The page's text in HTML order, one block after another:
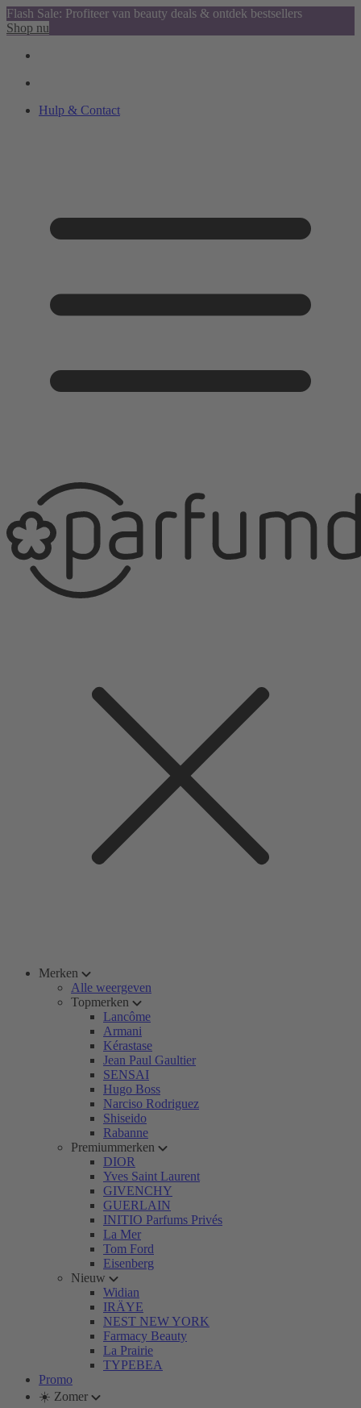
Flash Sale: Profiteer van beauty deals & ontdek bestsellers
Shop nu
Hulp & Contact
Merken
Alle weergeven
Topmerken
Lancôme
Armani
Kérastase
Jean Paul Gaultier
SENSAI
Hugo Boss
Narciso Rodriguez
Shiseido
Rabanne
Premiummerken
DIOR
Yves Saint Laurent
GIVENCHY
GUERLAIN
INITIO Parfums Privés
La Mer
Tom Ford
Eisenberg
Nieuw
Widian
IRÄYE
NEST NEW YORK
Farmacy Beauty
La Prairie
TYPEBEA
Promo
☀️ Zomer